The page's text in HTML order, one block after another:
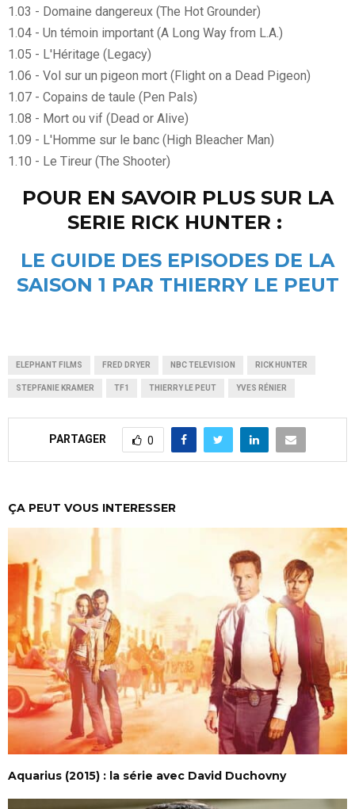
1.03 - Domaine dangereux (The Hot Grounder)
1.04 - Un témoin important (A Long Way from L.A.)
1.05 - L'Héritage (Legacy)
1.06 - Vol sur un pigeon mort (Flight on a Dead Pigeon)
1.07 - Copains de taule (Pen Pals)
1.08 - Mort ou vif (Dead or Alive)
1.09 - L'Homme sur le banc (High Bleacher Man)
1.10 - Le Tireur (The Shooter)
POUR EN SAVOIR PLUS SUR LA
SERIE RICK HUNTER :
LE GUIDE DES EPISODES DE LA
SAISON 1 PAR THIERRY LE PEUT
ELEPHANT FILMS FRED DRYER NBC TELEVISION RICK HUNTER
STEPFANIE KRAMER TF1 THIERRY LE PEUT YVES RÉNIER
PARTAGER 0
ÇA PEUT VOUS INTERESSER
Aquarius (2015) : la série avec David Duchovny